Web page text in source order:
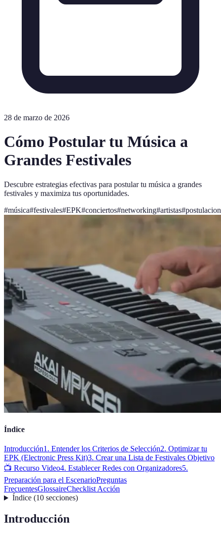
28 de marzo de 2026
Cómo Postular tu Música a
Grandes Festivales
Descubre estrategias efectivas para postular tu música a grandes
festivales y maximiza tus oportunidades.
#música#festivales#EPK#conciertos#networking#artistas#
Índice
Introducción1. Entender los Criterios de Selección2. Optimizar tu
EPK (Electronic Press Kit)3. Crear una Lista de Festivales Objetivo
📺 Recurso Video4. Establecer Redes con Organizadores5.
Preparación para el EscenarioPreguntas
FrecuentesGlossaireChecklist Acción
Índice(10 secciones)
Introducción